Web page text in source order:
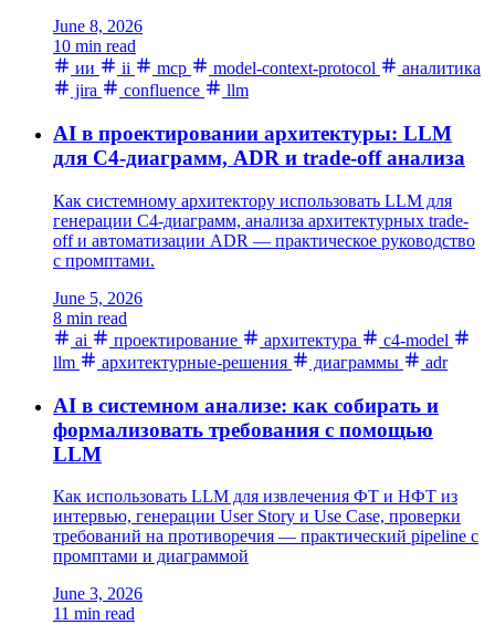
June 8, 2026
10 min read
ии
ii mcp model-context-protocol
аналитика
jira
confluence llm
AI в проектировании архитектуры: LLM
для C4-диаграмм, ADR и trade-off анализа
Как системному архитектору использовать LLM для
генерации C4-диаграмм, анализа архитектурных trade-
off и автоматизации ADR — практическое руководство
с промптами.
June 5, 2026
8 min read
ai
проектирование архитектура
c4-model
llm
архитектурные-решения диаграммы adr
AI в системном анализе: как собирать и
формализовать требования с помощью
LLM
Как использовать LLM для извлечения ФТ и НФТ из
интервью, генерации User Story и Use Case, проверки
требований на противоречия — практический pipeline с
промптами и диаграммой
June 3, 2026
11 min read